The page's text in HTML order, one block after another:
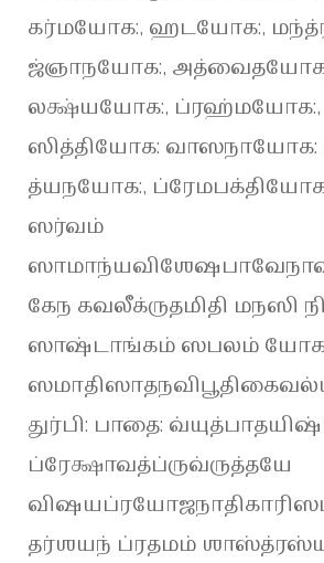
கர்மயோக:, ஹடயோக:,
ஜ்ஞாநயோக:,
லக்ஷ்யயோக:, ப்ரஹ்மயோக:,
ஸித்தியோக:
த்யநயோக:,
ஸர்வம்
கேந கவலீக்ருதமிதி மநஸி
ஸாஷ்டாங்கம் ஸபலம்
துர்பி: பாதை:
ப்ரேக்ஷாவத்ப்ருவ்ருத்தயே
தர்ஶயந் ப்ரதமம்